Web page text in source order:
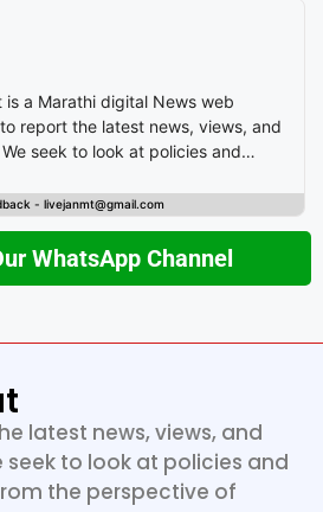
is a Marathi digital News web
report the latest news, views, and
seek to look at policies and
from the perspective of people.
- livejanmt@gmail.com
WhatsApp Channel
latest news, views, and
to look at policies and
the perspective of